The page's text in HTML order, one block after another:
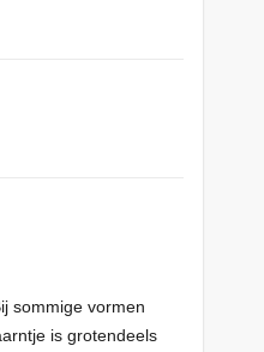
sommige vormen
is grotendeels